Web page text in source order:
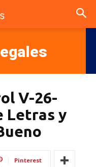
V-26-
Letras y
Pinterest